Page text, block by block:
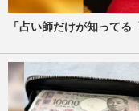
「占い師だけが知ってる